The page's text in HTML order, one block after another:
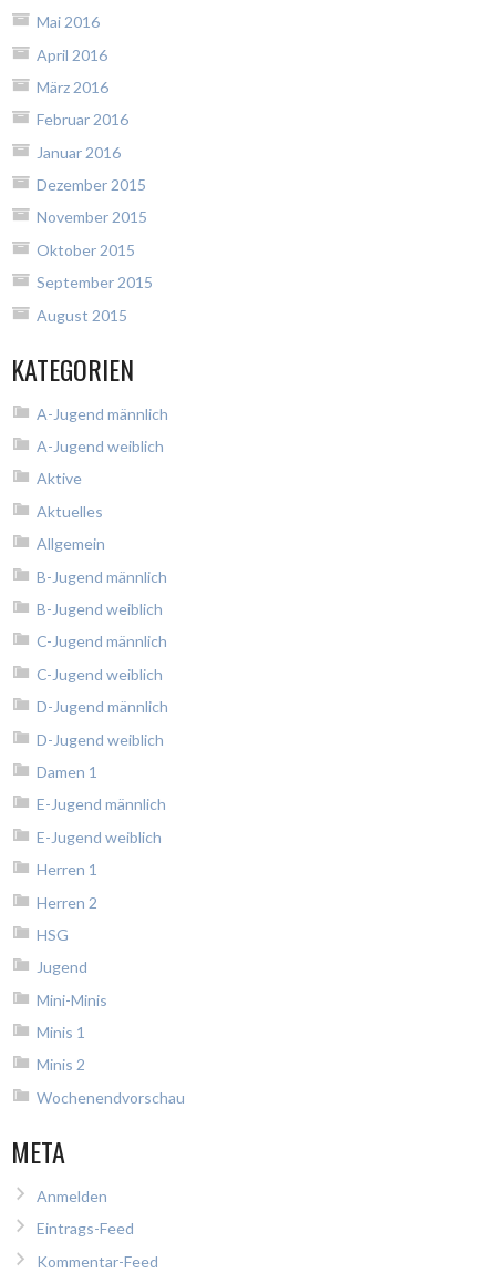
Mai 2016
April 2016
März 2016
Februar 2016
Januar 2016
Dezember 2015
November 2015
Oktober 2015
September 2015
August 2015
KATEGORIEN
A-Jugend männlich
A-Jugend weiblich
Aktive
Aktuelles
Allgemein
B-Jugend männlich
B-Jugend weiblich
C-Jugend männlich
C-Jugend weiblich
D-Jugend männlich
D-Jugend weiblich
Damen 1
E-Jugend männlich
E-Jugend weiblich
Herren 1
Herren 2
HSG
Jugend
Mini-Minis
Minis 1
Minis 2
Wochenendvorschau
META
Anmelden
Eintrags-Feed
Kommentar-Feed